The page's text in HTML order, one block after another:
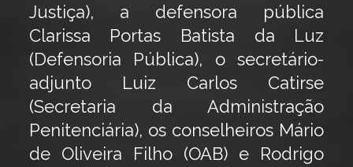
Justiça), a defensora pública
Clarissa Portas Batista da Luz
(Defensoria Pública), o secretário-
adjunto Luiz Carlos Catirse
(Secretaria da Administração
Penitenciária), os conselheiros Mário
de Oliveira Filho (OAB) e Rodrigo